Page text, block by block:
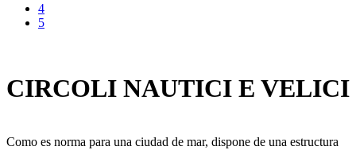
4
5
CIRCOLI NAUTICI E VELICI
Como es norma para una ciudad de mar, dispone de una estructura